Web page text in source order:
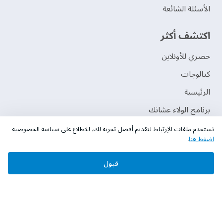
الأسئلة الشائعة
اكتشف أكثر
حصري للأونلاين
‫كتالوجات‬
الرئيسية
برنامج الولاء عشانك
حقوق النشر © 2026 دهانات الجزيرة
نستخدم ملفات الإرتباط لتقديم أفضل تجربة لك. للاطلاع على سياسة الخصوصية
اضغط هنا.
قبول